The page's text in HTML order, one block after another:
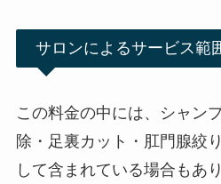
サロンによるサービス範
この料金の中には、シャン
除・足裏カット・肛門腺絞
して含まれている場合もあり